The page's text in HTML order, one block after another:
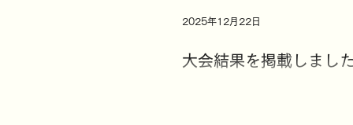
大会結果を掲載しました
2025年12月22日